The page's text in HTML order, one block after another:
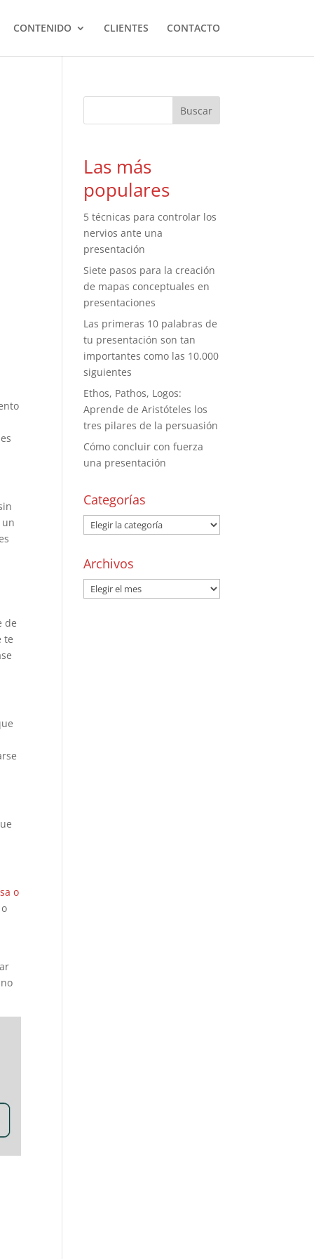
CONTENIDO CLIENTES CONTACTO
de
te
o
Las más
populares
5 técnicas para controlar los
nervios ante una
presentación
Siete pasos para la creación
de mapas conceptuales en
presentaciones
Las primeras 10 palabras de
tu presentación son tan
importantes como las 10.000
siguientes
Ethos, Pathos, Logos:
Aprende de Aristóteles los
tres pilares de la persuasión
Cómo concluir con fuerza
una presentación
Categorías
Archivos